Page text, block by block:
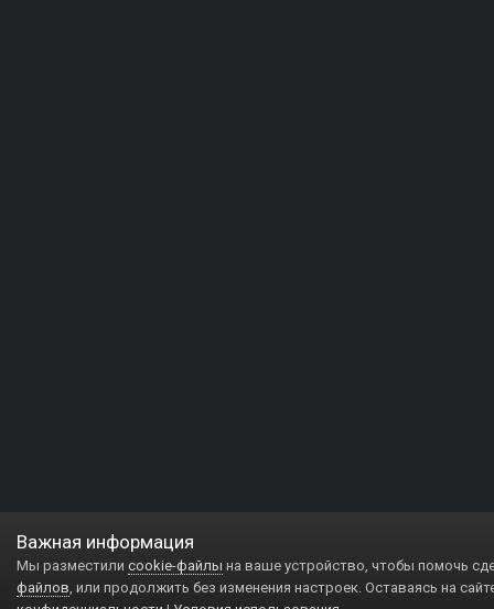
Важная информация
Мы разместили cookie-файлы на ваше устройство, чтобы помочь
файлов, или продолжить без изменения настроек. Оставаясь на